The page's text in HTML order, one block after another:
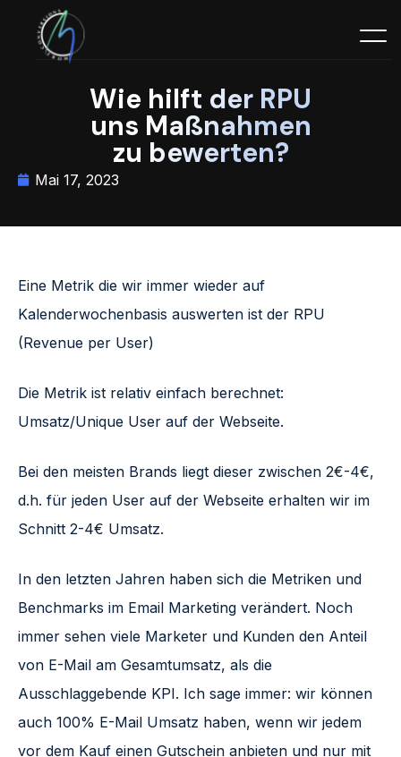
Wie hilft der RPU
uns Maßnahmen
zu bewerten?
Mai 17, 2023
Eine Metrik die wir immer wieder auf
Kalenderwochenbasis auswerten ist der RPU
(Revenue per User)
Die Metrik ist relativ einfach berechnet:
Umsatz/Unique User auf der Webseite.
Bei den meisten Brands liegt dieser zwischen 2€-4€,
d.h. für jeden User auf der Webseite erhalten wir im
Schnitt 2-4€ Umsatz.
In den letzten Jahren haben sich die Metriken und
Benchmarks im Email Marketing verändert. Noch
immer sehen viele Marketer und Kunden den Anteil
von E-Mail am Gesamtumsatz, als die
Ausschlaggebende KPI. Ich sage immer: wir können
auch 100% E-Mail Umsatz haben, wenn wir jedem
vor dem Kauf einen Gutschein anbieten und nur mit